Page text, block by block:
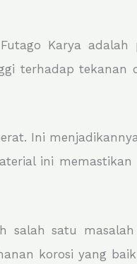
Karya adalah
terhadap tekanan
Ini
ini
salah satu
korosi yang